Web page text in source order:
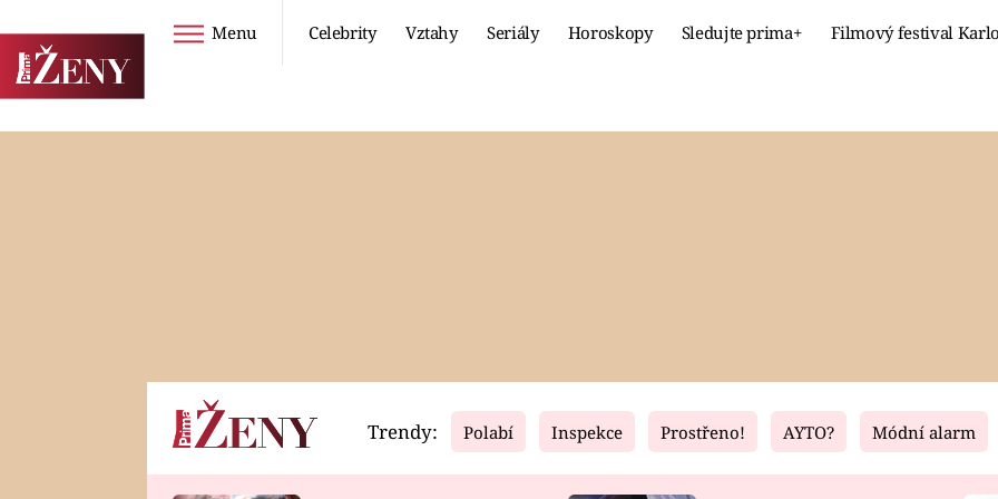
Menu Celebrity Vztahy Seriály Horoskopy Sledujte prima+ Filmový festival
Horoskopy Video Fresh Living
Trendy: Polabí Inspekce Prostřeno! AYTO? Módní alarm